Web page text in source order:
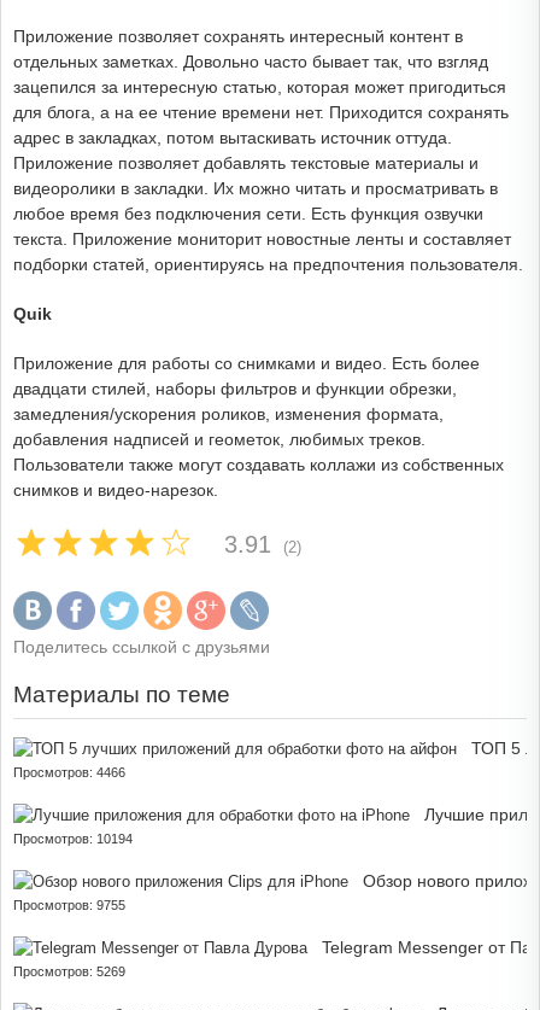
Приложение позволяет сохранять интересный контент в
отдельных заметках. Довольно часто бывает так, что взгляд
зацепился за интересную статью, которая может пригодиться
для блога, а на ее чтение времени нет. Приходится сохранять
адрес в закладках, потом вытаскивать источник оттуда.
Приложение позволяет добавлять текстовые материалы и
видеоролики в закладки. Их можно читать и просматривать в
любое время без подключения сети. Есть функция озвучки
текста. Приложение мониторит новостные ленты и составляет
подборки статей, ориентируясь на предпочтения пользователя.
Quik
Приложение для работы со снимками и видео. Есть более
двадцати стилей, наборы фильтров и функции обрезки,
замедления/ускорения роликов, изменения формата,
добавления надписей и геометок, любимых треков.
Пользователи также могут создавать коллажи из собственных
снимков и видео-нарезок.
3.91 (2)
Поделитесь ссылкой с друзьями
Материалы по теме
ТОП 5
Просмотров: 4466
Лучшие
Просмотров: 10194
Обзор нового
Просмотров: 9755
Telegram Messenger от
Просмотров: 5269